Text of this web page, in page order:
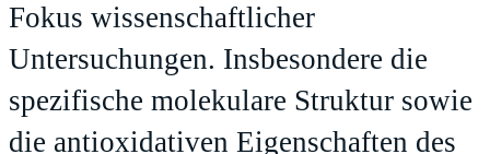
Fokus wissenschaftlicher
Untersuchungen. Insbesondere die
spezifische molekulare Struktur sowie
die antioxidativen Eigenschaften des